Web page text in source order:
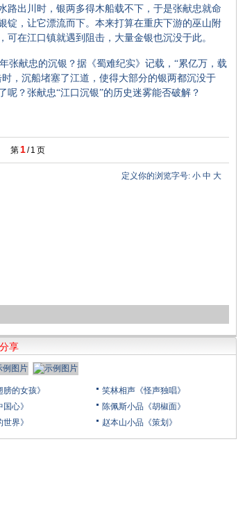
路出川时，银两多得木船载不下，于是张献忠就命
锭，让它漂流而下。本来打算在重庆下游的巫山附
在江口镇就遇到阻击，大量金银也沉没于此。
献忠的沉银？据《蜀难纪实》记载，“累亿万，载
，沉船堵塞了江道，使得大部分的银两都沉没于
呢？张献忠“江口沉银”的历史迷雾能否破解？
第 1/ 1 页
定义你的浏览字号: 小 中 大
享
膀的女孩》
国心》
世界》
笑林相声《怪声独唱》
陈佩斯小品《胡椒面》
赵本山小品《策划》